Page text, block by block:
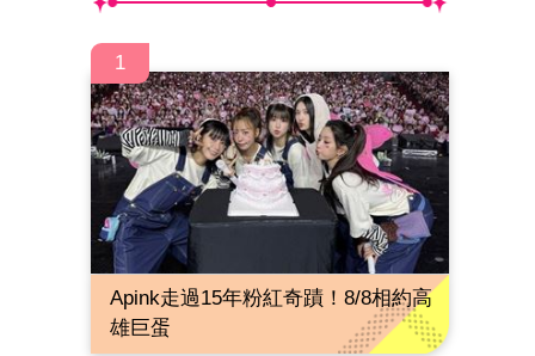
1
Apink走過15年粉紅奇蹟！8/8相約高
雄巨蛋